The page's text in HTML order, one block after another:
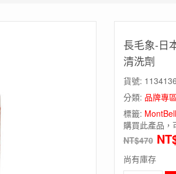
長毛象-日
清洗劑
貨號: 1134136
分類: 品牌專區
標籤: MontBell
購買此產品，
NT$470
尚有庫存